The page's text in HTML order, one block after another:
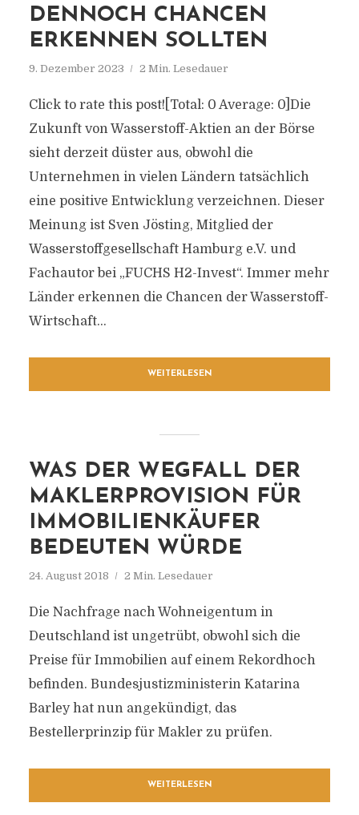
DENNOCH CHANCEN
ERKENNEN SOLLTEN
9. Dezember 2023 2 Min. Lesedauer
Click to rate this post![Total: 0 Average: 0]Die
Zukunft von Wasserstoff-Aktien an der Börse
sieht derzeit düster aus, obwohl die
Unternehmen in vielen Ländern tatsächlich
eine positive Entwicklung verzeichnen. Dieser
Meinung ist Sven Jösting, Mitglied der
Wasserstoffgesellschaft Hamburg e.V. und
Fachautor bei „FUCHS H2-Invest“. Immer mehr
Länder erkennen die Chancen der Wasserstoff-
Wirtschaft...
WEITERLESEN
WAS DER WEGFALL DER
MAKLERPROVISION FÜR
IMMOBILIENKÄUFER
BEDEUTEN WÜRDE
24. August 2018 2 Min. Lesedauer
Die Nachfrage nach Wohneigentum in
Deutschland ist ungetrübt, obwohl sich die
Preise für Immobilien auf einem Rekordhoch
befinden. Bundesjustizministerin Katarina
Barley hat nun angekündigt, das
Bestellerprinzip für Makler zu prüfen.
WEITERLESEN